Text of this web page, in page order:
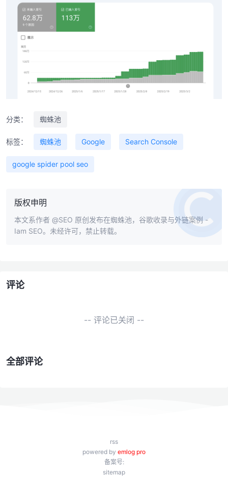
分类： 蜘蛛池
标签： 蜘蛛池 Google Search Console
google spider pool seo
版权申明
本文系作者 @SEO 原创发布在蜘蛛池，谷歌收录与外链案例 -
Iam SEO。未经许可，禁止转载。
评论
-- 评论已关闭 --
全部评论
rss
powered by emlog pro
备案号:
sitemap